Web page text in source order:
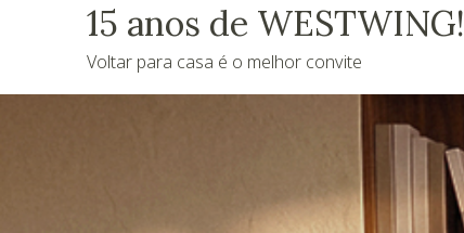
15 anos de WESTWING!
Voltar para casa é o melhor convite